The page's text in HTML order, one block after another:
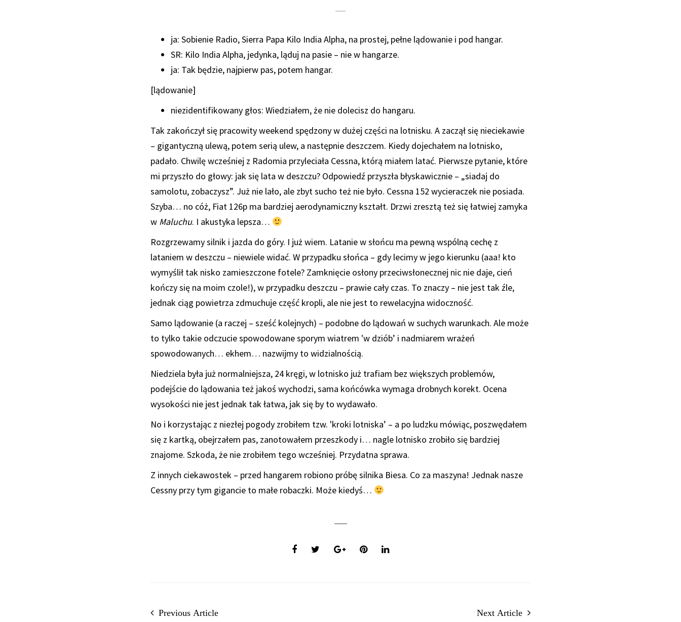
ja: Sobienie Radio, Sierra Papa Kilo India Alpha, na prostej, pełne lądowanie i pod hangar.
SR: Kilo India Alpha, jedynka, ląduj na pasie – nie w hangarze.
ja: Tak będzie, najpierw pas, potem hangar.
[lądowanie]
niezidentifikowany głos: Wiedziałem, że nie dolecisz do hangaru.
Tak zakończył się pracowity weekend spędzony w dużej części na lotnisku. A zaczął się nieciekawie
– gigantyczną ulewą, potem serią ulew, a następnie deszczem. Kiedy dojechałem na lotnisko,
padało. Chwilę wcześniej z Radomia przyleciała Cessna, którą miałem latać. Pierwsze pytanie, które
mi przyszło do głowy: jak się lata w deszczu? Odpowiedź przyszła błyskawicznie – „siadaj do
samolotu, zobaczysz”. Już nie lało, ale zbyt sucho też nie było. Cessna 152 wycieraczek nie posiada.
Szyba… no cóż, Fiat 126p ma bardziej aerodynamiczny kształt. Drzwi zresztą też się łatwiej zamyka
w Maluchu. I akustyka lepsza…
Rozgrzewamy silnik i jazda do góry. I już wiem. Latanie w słońcu ma pewną wspólną cechę z
lataniem w deszczu – niewiele widać. W przypadku słońca – gdy lecimy w jego kierunku (aaa! kto
wymyślił tak nisko zamieszczone fotele? Zamknięcie osłony przeciwsłonecznej nic nie daje, cień
kończy się na moim czole!), w przypadku deszczu – prawie cały czas. To znaczy – nie jest tak źle,
jednak ciąg powietrza zdmuchuje część kropli, ale nie jest to rewelacyjna widoczność.
Samo lądowanie (a raczej – sześć kolejnych) – podobne do lądowań w suchych warunkach. Ale może
to tylko takie odczucie spowodowane sporym wiatrem 'w dziób’ i nadmiarem wrażeń
spowodowanych… ekhem… nazwijmy to widzialnością.
Niedziela była już normalniejsza, 24 kręgi, w lotnisko już trafiam bez większych problemów,
podejście do lądowania też jakoś wychodzi, sama końcówka wymaga drobnych korekt. Ocena
wysokości nie jest jednak tak łatwa, jak się by to wydawało.
No i korzystając z niezłej pogody zrobiłem tzw. 'kroki lotniska’ – a po ludzku mówiąc, poszwędałem
się z kartką, obejrzałem pas, zanotowałem przeszkody i… nagle lotnisko zrobiło się bardziej
znajome. Szkoda, że nie zrobiłem tego wcześniej. Przydatna sprawa.
Z innych ciekawostek – przed hangarem robiono próbę silnika Biesa. Co za maszyna! Jednak nasze
Cessny przy tym gigancie to małe robaczki. Może kiedyś…
Previous Article Next Article